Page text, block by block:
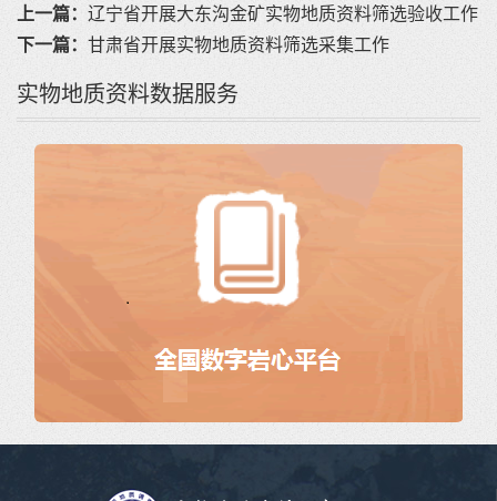
上一篇： 辽宁省开展大东沟金矿实物地质资料筛选验收工作
下一篇： 甘肃省开展实物地质资料筛选采集工作
实物地质资料数据服务